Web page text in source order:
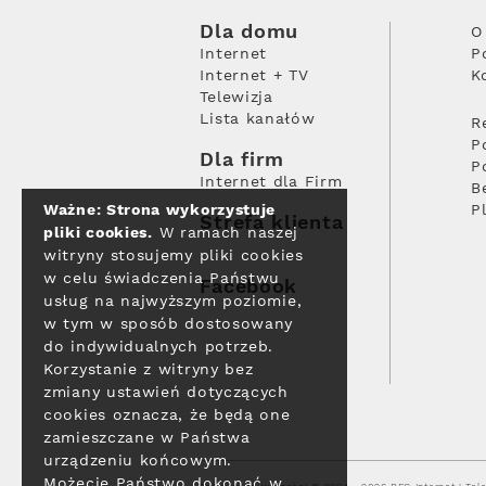
Dla domu
Internet
Internet + TV
Telewizja
Lista kanałów
Dla firm
Internet dla Firm
Strefa klienta
Facebook
Ważne: Strona wykorzystuje
pliki cookies. W ramach naszej
witryny stosujemy pliki cookies
w celu świadczenia Państwu
usług na najwyższym poziomie,
w tym w sposób dostosowany
do indywidualnych potrzeb.
Korzystanie z witryny bez
zmiany ustawień dotyczących
cookies oznacza, że będą one
zamieszczane w Państwa
urządzeniu końcowym.